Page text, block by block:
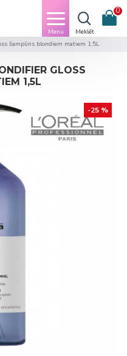
0
šampūns blondiem matiem 1,5L
GLOSS
1,5L
-25 %